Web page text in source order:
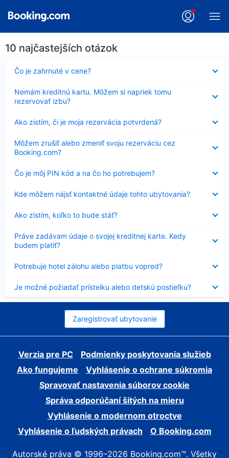
10 najčastejších otázok
Čo je zahrnuté v cene?
Nezobrazuje
sa
Nemám kreditnú kartu. Môžem si napriek tomu
rezervovať izbu?
sa
Ako zistím, či je moja rezervácia potvrdená?
sa
Môžem zrušiť alebo zmeniť svoju rezerváciu cez
Booking.com?
sa
Čo je môj PIN kód a na čo ho potrebujem?
Nezobrazuje
sa
Kde môžem nájsť kontaktné údaje tohto ubytovania?
sa
Ako zistím, koľko to bude stáť?
sa
Práve zadávam údaje o svojej kreditnej karte. Kedy
budem platiť?
sa
Potrebuje hotel zálohu alebo platbu vopred?
sa
Je možné požiadať prístelku alebo detskú postieľku?
sa
Zaregistrovať ubytovanie
Verzia pre PC
Podmienky poskytovania služieb
Ako fungujeme
Vyhlásenie o ochrane súkromia
Spravovať nastavenia súborov cookie
Správa odporúčaní šitých na mieru
Vyhlásenie o modernom otroctve
Vyhlásenie o ľudských právach
O Booking.com
Autorské práva © 1996–2026 Booking.com™. Všetky